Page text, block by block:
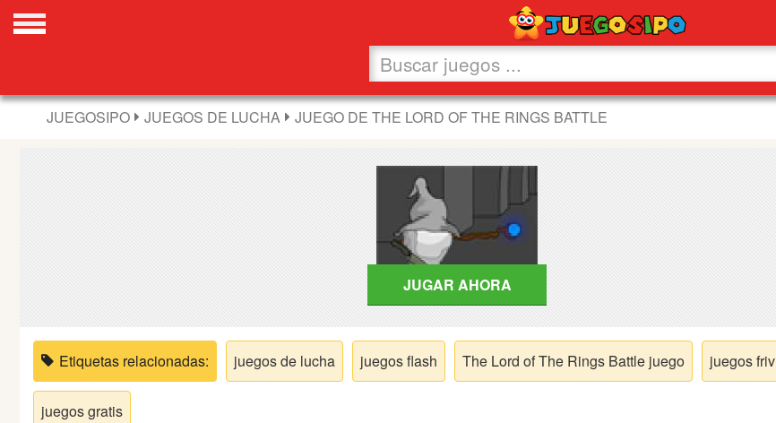
Nuevos
Flash
Fútbol
Peleas
JUEGOSIPO JUEGOS DE LUCHA JUEGO DE THE LORD OF THE RINGS BATTLE
JUGAR AHORA
Etiquetas relacionadas: juegos de lucha juegos flash The Lord of The Rings Battle juego juegos friv
juegos gratis